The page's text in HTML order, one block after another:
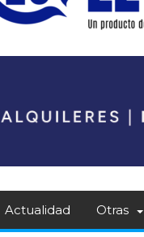
Actualidad Otras